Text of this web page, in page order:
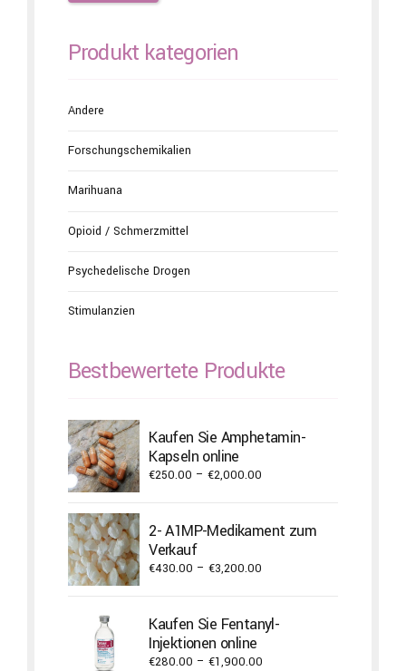
Produkt kategorien
Andere
Forschungschemikalien
Marihuana
Opioid / Schmerzmittel
Psychedelische Drogen
Stimulanzien
Bestbewertete Produkte
Kaufen Sie Amphetamin-
Kapseln online
€250.00 – €2,000.00
through
2- A1MP-Medikament zum
Verkauf
€430.00 – €3,200.00
through
Kaufen Sie Fentanyl-
Injektionen online
€280.00 – €1,900.00